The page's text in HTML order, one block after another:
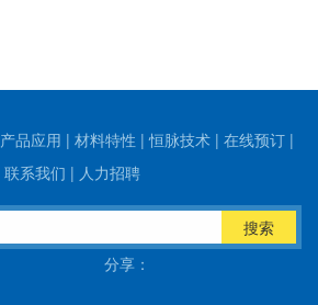
产品应用 | 材料特性 |恒脉技术 | 在线预订 |
联系我们 | 人力招聘
搜索
分享：